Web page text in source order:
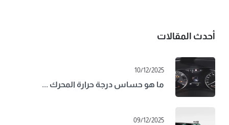
أحدث المقالات
10/12/2025
ما هو حساس درجة حرارة المحرك ...
09/12/2025